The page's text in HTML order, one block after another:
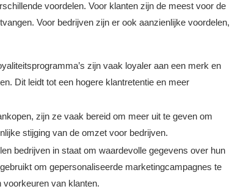
voordelen. Voor klanten zijn de meest voor de
Voor bedrijven zijn er ook aanzienlijke voordelen,
zijn vaak loyaler aan een merk en
Dit leidt tot een hogere klantretentie en meer
zijn ze vaak bereid om meer uit te geven om
stijging van de omzet voor bedrijven.
bedrijven in staat om waardevolle gegevens over hun
om gepersonaliseerde marketingcampagnes te
voorkeuren van klanten.